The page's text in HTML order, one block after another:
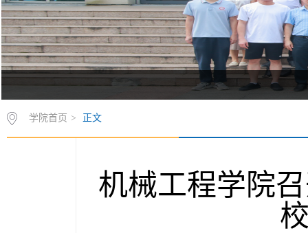
学院首页 > 正文
机械工程学院